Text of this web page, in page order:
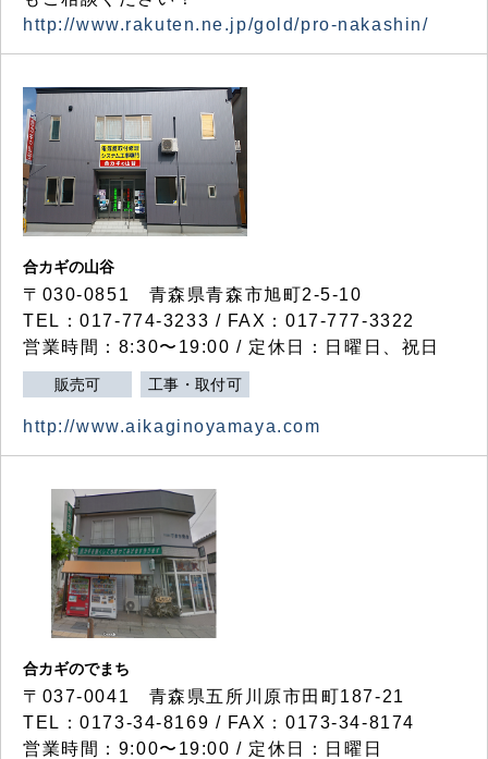
http://www.rakuten.ne.jp/gold/pro-nakashin/
合カギの山谷
〒030-0851 青森県青森市旭町2-5-10
TEL：017-774-3233 / FAX：017-777-3322
営業時間：8:30〜19:00 / 定休日：日曜日、祝日
販売可 工事・取付可
http://www.aikaginoyamaya.com
合カギのでまち
〒037-0041 青森県五所川原市田町187-21
TEL：0173-34-8169 / FAX：0173-34-8174
営業時間：9:00〜19:00 / 定休日：日曜日